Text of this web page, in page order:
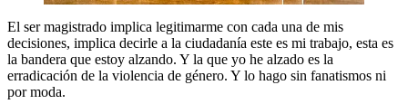
El ser magistrado implica legitimarme con cada una de mis
decisiones, implica decirle a la ciudadanía este es mi trabajo, esta es
la bandera que estoy alzando. Y la que yo he alzado es la
erradicación de la violencia de género. Y lo hago sin fanatismos ni
por moda.